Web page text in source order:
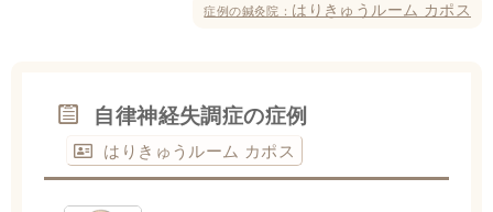
症例の鍼灸院： はりきゅうルーム カポス
自律神経失調症の症例
はりきゅうルーム カポス